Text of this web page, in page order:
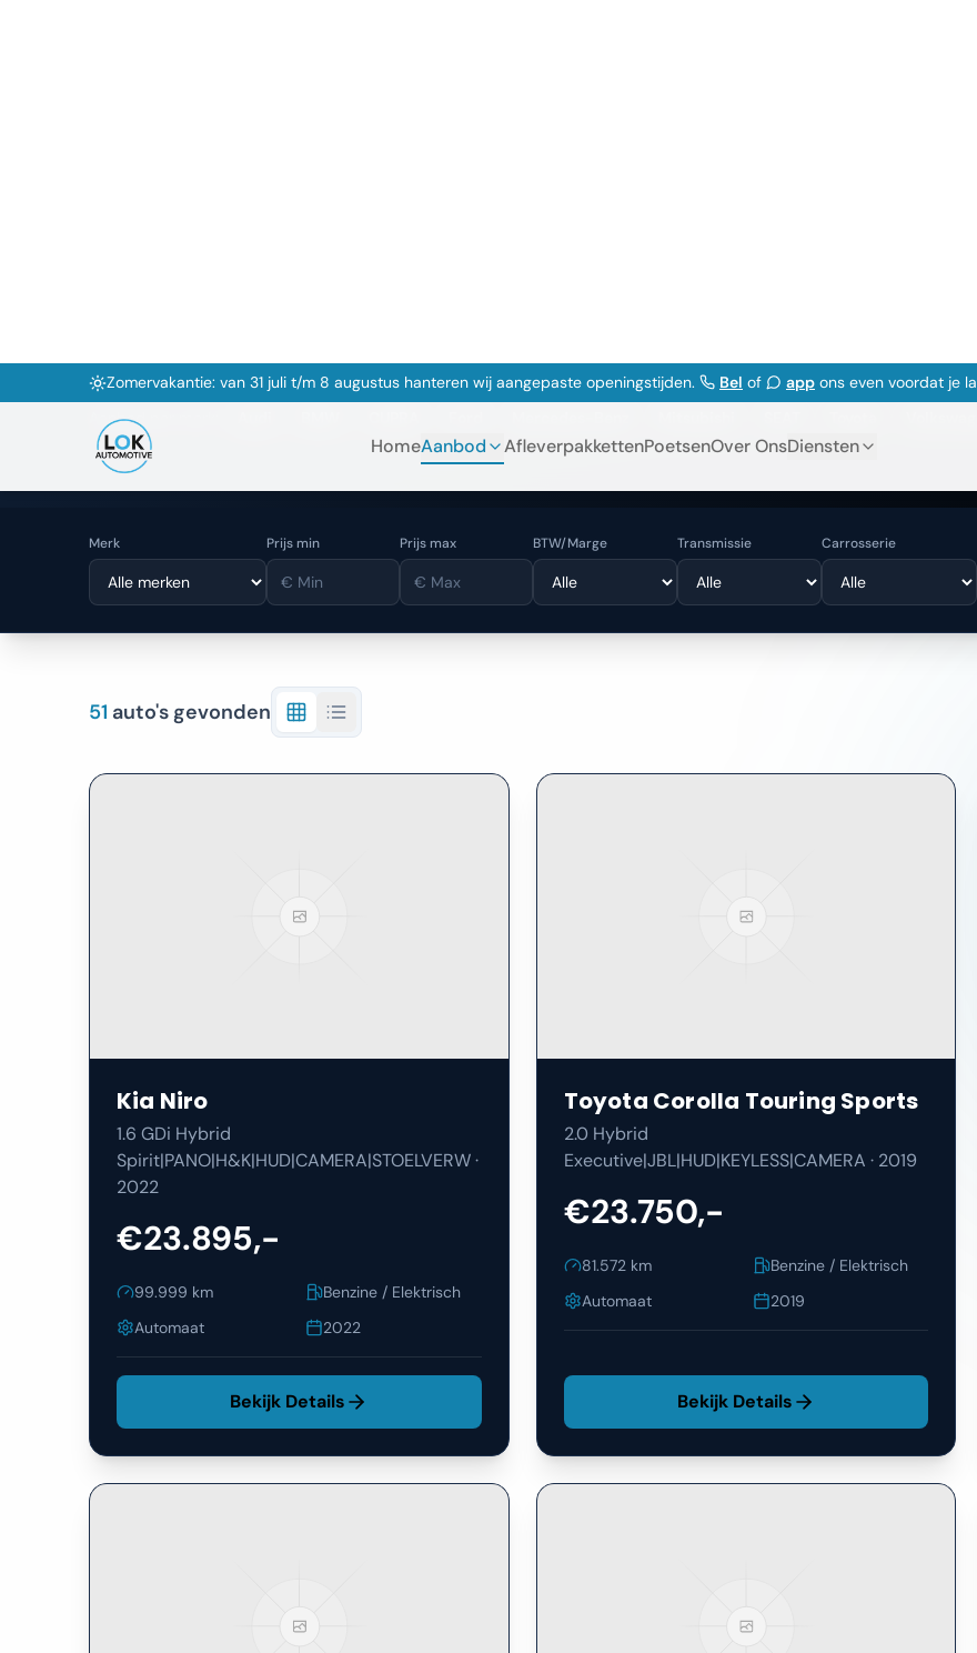
Aanbod per merk:
Merk Prijs min Prijs max BTW/Marge Transmissie Carrosserie
51 auto's gevonden
Kia Niro
1.6 GDi Hybrid
Spirit|PANO|H&K|HUD|CAMERA|STOELVERW·
2022
€23.895,-
99.999 km
Benzine / Elektrisch
Automaat
2022
Bekijk Details
Toyota Corolla Touring Sports
2.0 Hybrid
Executive|JBL|HUD|KEYLESS|CAMERA · 2019
€23.750,-
81.572km
Benzine / Elektrisch
Automaat
2019
Bekijk Details